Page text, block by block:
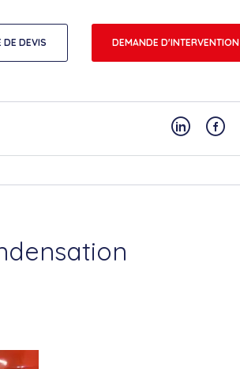
DE DEVIS DEMANDE D'INTERVENTION